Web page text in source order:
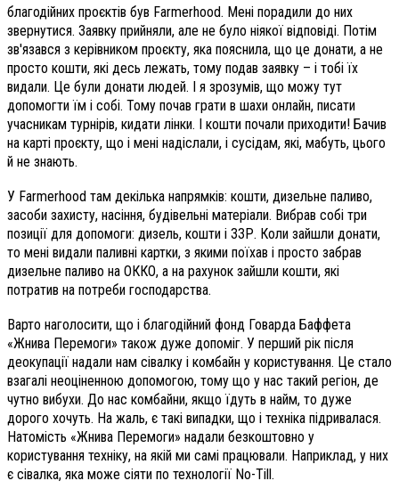
благодійних проєктів був Farmerhood. Мені порадили до них
звернутися. Заявку прийняли, але не було ніякої відповіді. Потім
зв'язався з керівником проєкту, яка пояснила, що це донати, а не
просто кошти, які десь лежать, тому подав заявку – і тобі їх
видали. Це були донати людей. І я зрозумів, що можу тут
допомогти їм і собі. Тому почав грати в шахи онлайн, писати
учасникам турнірів, кидати лінки. І кошти почали приходити! Бачив
на карті проєкту, що і мені надіслали, і сусідам, які, мабуть, цього
й не знають.
У Farmerhood там декілька напрямків: кошти, дизельне паливо,
засоби захисту, насіння, будівельні матеріали. Вибрав собі три
позиції для допомоги: дизель, кошти і ЗЗР. Коли зайшли донати,
то мені видали паливні картки, з якими поїхав і просто забрав
дизельне паливо на ОККО, а на рахунок зайшли кошти, які
потратив на потреби господарства.
Варто наголосити, що і благодійний фонд Говарда Баффета
«Жнива Перемоги» також дуже допоміг. У перший рік після
деокупації надали нам сівалку і комбайн у користування. Це стало
взагалі неоціненною допомогою, тому що у нас такий регіон, де
чутно вибухи. До нас комбайни, якщо їдуть в найм, то дуже
дорого хочуть. На жаль, є такі випадки, що і техніка підривалася.
Натомість «Жнива Перемоги» надали безкоштовно у
користування техніку, на якій ми самі працювали. Наприклад, у них
є сівалка, яка може сіяти по технології No-Till.